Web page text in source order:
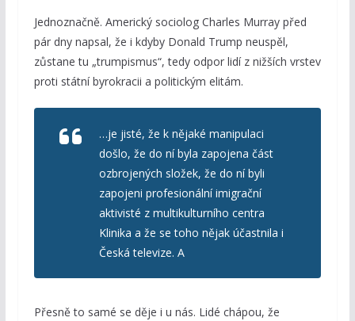
Jednoznačně. Americký sociolog Charles Murray před
pár dny napsal, že i kdyby Donald Trump neuspěl,
zůstane tu „trumpismus“, tedy odpor lidí z nižších vrstev
proti státní byrokracii a politickým elitám.
…je jisté, že k nějaké manipulaci
došlo, že do ní byla zapojena část
ozbrojených složek, že do ní byli
zapojeni profesionální imigrační
aktivisté z multikulturního centra
Klinika a že se toho nějak účastnila i
Česká televize. A
Přesně to samé se děje i u nás. Lidé chápou, že